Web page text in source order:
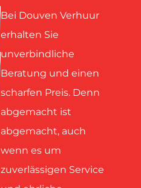
Bei Douven Verhuur
erhalten Sie
unverbindliche
Beratung und einen
scharfen Preis. Denn
abgemacht ist
abgemacht, auch
wenn es um
zuverlässigen Service